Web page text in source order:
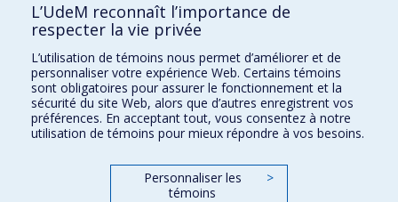
Pavillon de la Direction des immeubles
C.P. 6128, succursale Centre-ville
Montréal (Québec)
H3C 3J7
Besoin d'aide ?
Joindre l'équipe
L’UdeM reconnaît l’importance de
respecter la vie privée
L’utilisation de témoins nous permet d’améliorer et de
personnaliser votre expérience Web. Certains témoins
sont obligatoires pour assurer le fonctionnement et la
sécurité du site Web, alors que d’autres enregistrent vos
préférences. En acceptant tout, vous consentez à notre
utilisation de témoins pour mieux répondre à vos besoins.
Personnaliser les
témoins
>